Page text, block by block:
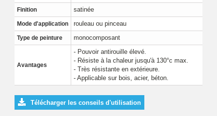
Finition satinée
Mode d'application rouleau ou pinceau
Type de peinture monocomposant
Avantages
- Pouvoir antirouille élevé.
- Résiste à la chaleur jusqu'à 130°c max.
- Très résistante en extérieure.
- Applicable sur bois, acier, béton.
Télécharger les conseils d'utilisation